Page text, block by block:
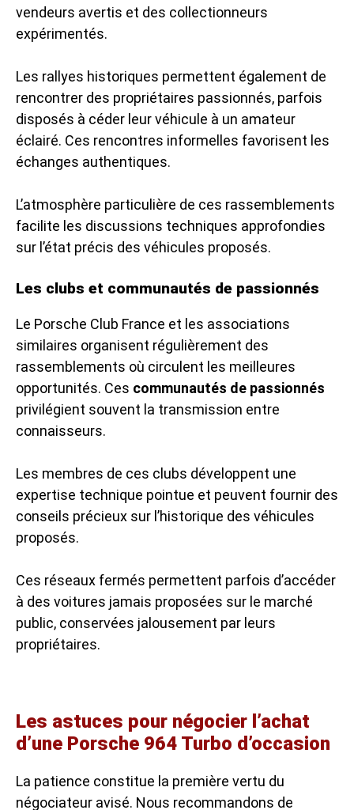
vendeurs avertis et des collectionneurs
expérimentés.
Les rallyes historiques permettent également de
rencontrer des propriétaires passionnés, parfois
disposés à céder leur véhicule à un amateur
éclairé. Ces rencontres informelles favorisent les
échanges authentiques.
L’atmosphère particulière de ces rassemblements
facilite les discussions techniques approfondies
sur l’état précis des véhicules proposés.
Les clubs et communautés de passionnés
Le Porsche Club France et les associations
similaires organisent régulièrement des
rassemblements où circulent les meilleures
opportunités. Ces communautés de passionnés
privilégient souvent la transmission entre
connaisseurs.
Les membres de ces clubs développent une
expertise technique pointue et peuvent fournir des
conseils précieux sur l’historique des véhicules
proposés.
Ces réseaux fermés permettent parfois d’accéder
à des voitures jamais proposées sur le marché
public, conservées jalousement par leurs
propriétaires.
Les astuces pour négocier l’achat
d’une Porsche 964 Turbo d’occasion
La patience constitue la première vertu du
négociateur avisé. Nous recommandons de